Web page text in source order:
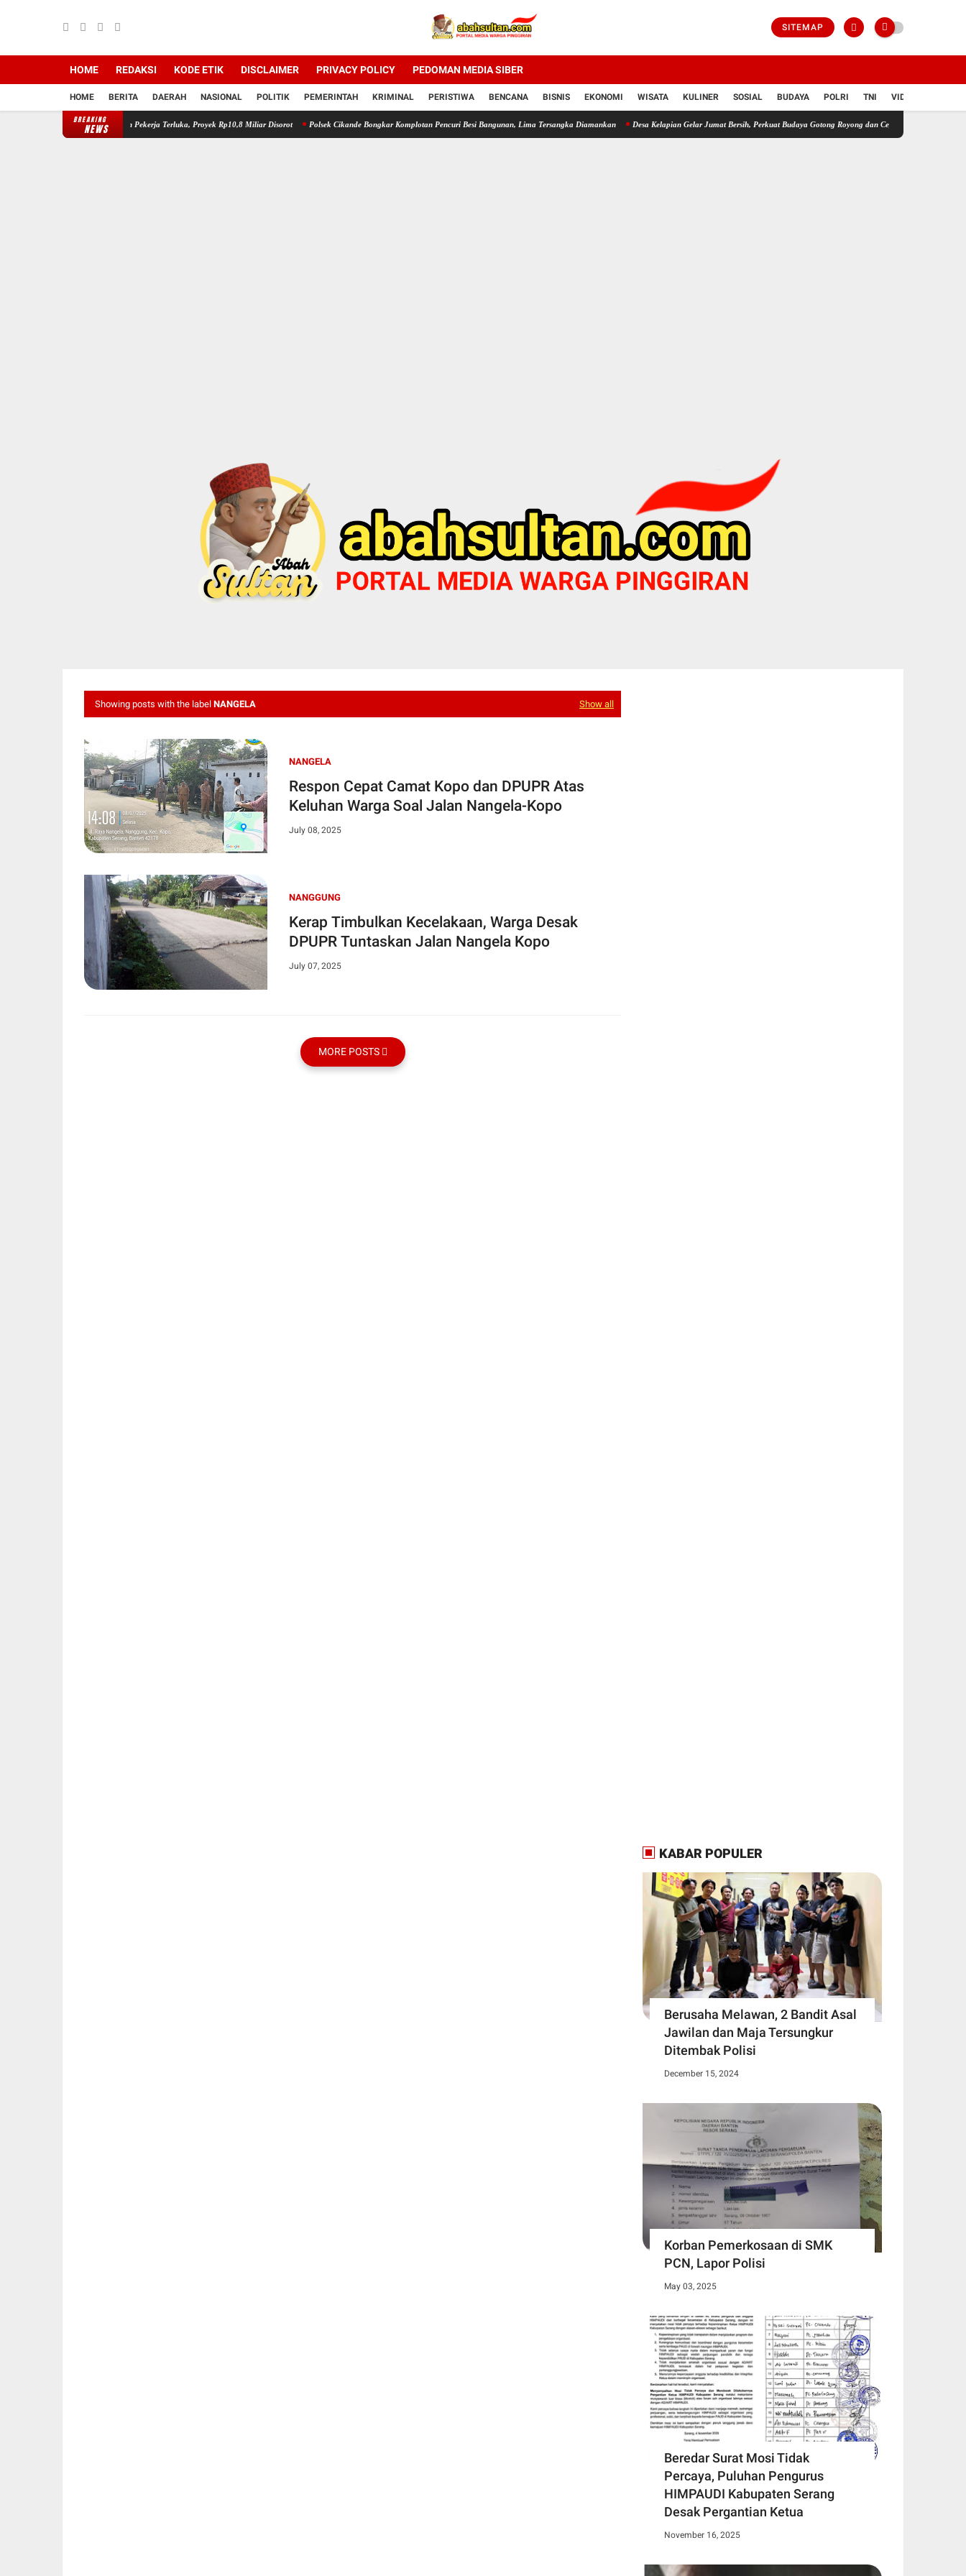
SITEMAP
HOME REDAKSI KODE ETIK DISCLAIMER PRIVACY POLICY PEDOMAN MEDIA SIBER
HOME BERITA DAERAH NASIONAL POLITIK PEMERINTAH KRIMINAL PERISTIWA BENCANA BISNIS EKONOMI WISATA KULINER SOSIAL BUDAYA POLRI TNI VIDIO
BREAKING
NEWS
Tergelincir, Sejumlah Pekerja Terluka, Proyek Rp10,8 Miliar Disorot Polsek Cikande Bongkar Komplotan Pencuri Besi Bangunan, Lima Tersangka Diamankan Desa Kelapian Gelar Jumat Bersih, Perkuat Budaya Gotong Royong dan Cegah Penyakit
Showing posts with the label NANGELA Show all
NANGELA
Respon Cepat Camat Kopo dan DPUPR Atas
Keluhan Warga Soal Jalan Nangela-Kopo
July 08, 2025
NANGGUNG
Kerap Timbulkan Kecelakaan, Warga Desak
DPUPR Tuntaskan Jalan Nangela Kopo
July 07, 2025
MORE POSTS
KABAR POPULER
Berusaha Melawan, 2 Bandit Asal
Jawilan dan Maja Tersungkur
Ditembak Polisi
December 15, 2024
Korban Pemerkosaan di SMK
PCN, Lapor Polisi
May 03, 2025
Beredar Surat Mosi Tidak
Percaya, Puluhan Pengurus
HIMPAUDI Kabupaten Serang
Desak Pergantian Ketua
November 16, 2025